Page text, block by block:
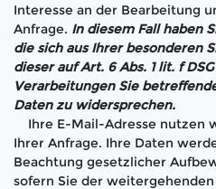
Interesse an der Bearbeitung
Anfrage. In diesem Fall haben
die sich aus Ihrer besonderen
dieser auf Art. 6 Abs. 1 lit. f
Verarbeitungen Sie
Daten zu widersprechen.
Ihre E-Mail-Adresse nutzen
Ihrer Anfrage. Ihre Daten
Beachtung gesetzlicher
sofern Sie der